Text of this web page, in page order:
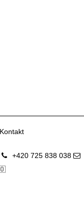
Kontakt
+420 725 838 038